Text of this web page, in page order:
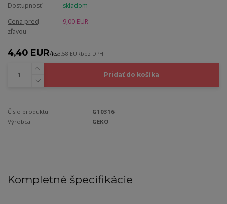
Dostupnosť
skladom
Cena pred
zľavou
9,00 EUR
4,40 EUR/ks3,58 EURbez DPH
Pridať do košíka
Číslo produktu:
G10316
Výrobca:
GEKO
Kompletné špecifikácie